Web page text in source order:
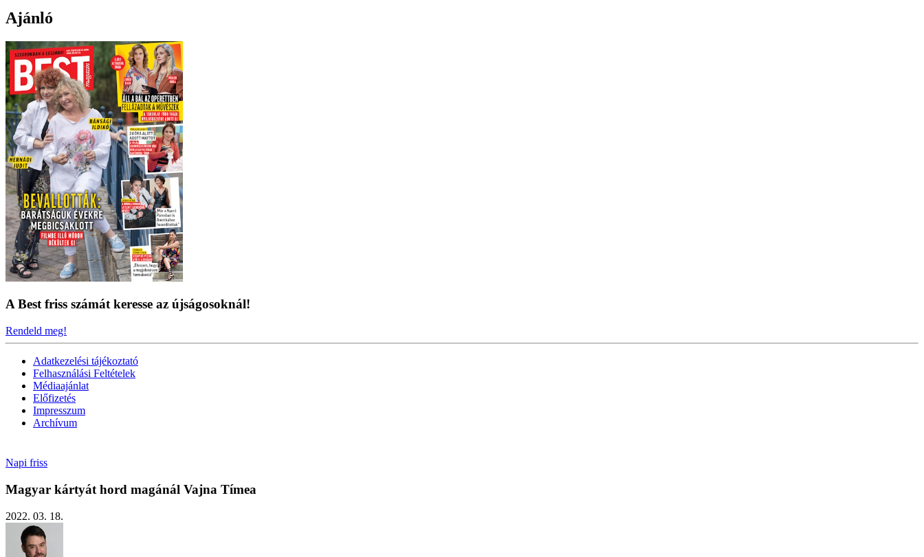
Ajánló
A Best friss számát keresse az újságosoknál!
Rendeld meg!
Adatkezelési tájékoztató
Felhasználási Feltételek
Médiaajánlat
Előfizetés
Impresszum
Archívum
Napi friss
Magyar kártyát hord magánál Vajna Tímea
2022. 03. 18.